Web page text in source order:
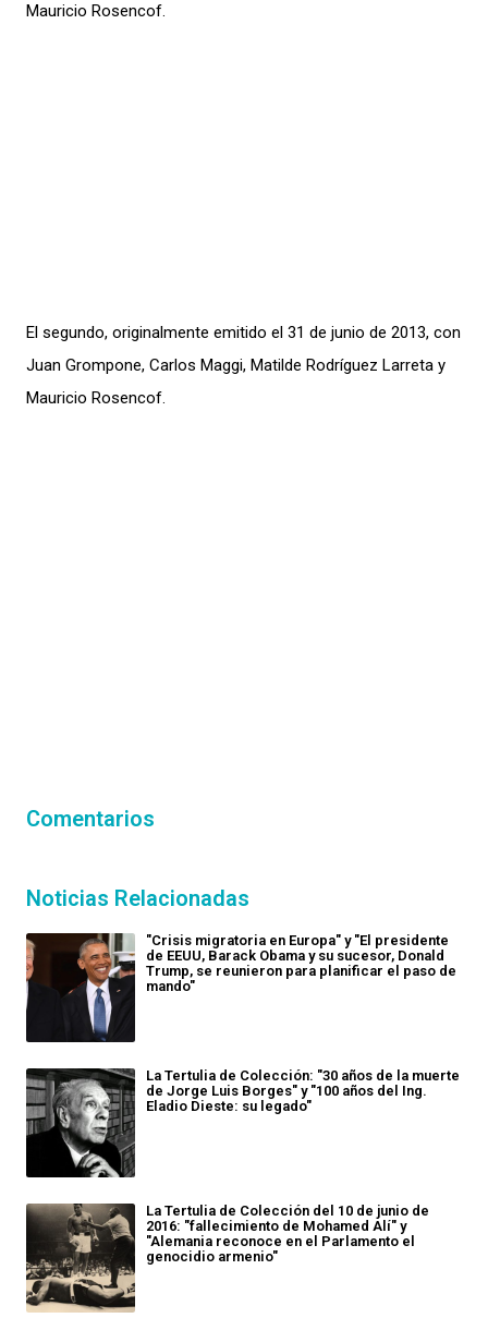
Mauricio Rosencof.
El segundo, originalmente emitido el 31 de junio de 2013, con
Juan Grompone, Carlos Maggi, Matilde Rodríguez Larreta y
Mauricio Rosencof.
Comentarios
Noticias Relacionadas
"Crisis migratoria en Europa" y "El presidente
de EEUU, Barack Obama y su sucesor, Donald
Trump, se reunieron para planificar el paso de
mando"
La Tertulia de Colección: "30 años de la muerte
de Jorge Luis Borges" y "100 años del Ing.
Eladio Dieste: su legado"
La Tertulia de Colección del 10 de junio de
2016: "fallecimiento de Mohamed Alí" y
"Alemania reconoce en el Parlamento el
genocidio armenio"